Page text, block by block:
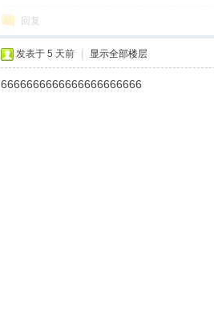
回复
发表于 5 天前 显示全部楼层
6666666666666666666666